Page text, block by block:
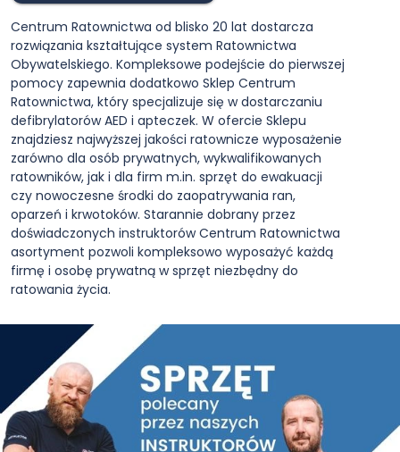
Centrum Ratownictwa od blisko 20 lat dostarcza
rozwiązania kształtujące system Ratownictwa
Obywatelskiego. Kompleksowe podejście do pierwszej
pomocy zapewnia dodatkowo Sklep Centrum
Ratownictwa, który specjalizuje się w dostarczaniu
defibrylatorów AED i apteczek. W ofercie Sklepu
znajdziesz najwyższej jakości ratownicze wyposażenie
zarówno dla osób prywatnych, wykwalifikowanych
ratowników, jak i dla firm m.in. sprzęt do ewakuacji
czy nowoczesne środki do zaopatrywania ran,
oparzeń i krwotoków. Starannie dobrany przez
doświadczonych instruktorów Centrum Ratownictwa
asortyment pozwoli kompleksowo wyposażyć każdą
firmę i osobę prywatną w sprzęt niezbędny do
ratowania życia.